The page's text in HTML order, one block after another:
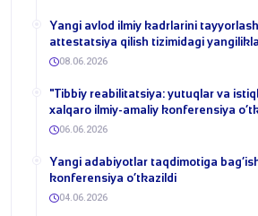
Yangi avlod ilmiy kadrlarini
attestatsiya qilish tizimidagi
08.06.2026
​"Tibbiy reabilitatsiya: yutuqlar va
xalqaro ilmiy-amaliy konferensiya
06.06.2026
​Yangi adabiyotlar taqdimotiga
konferensiya o‘tkazildi
04.06.2026